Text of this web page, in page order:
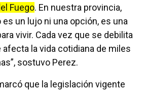
Fuego. En nuestra provincia,
un lujo ni una opción, es una
vivir. Cada vez que se debilita
la vida cotidiana de miles
sostuvo Perez.
que la legislación vigente